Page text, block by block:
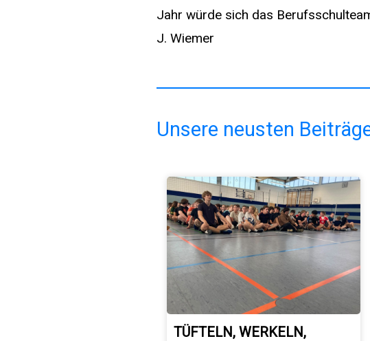
Jahr würde sich das
J. Wiemer
Unsere neusten
TÜFTELN, WERKELN,